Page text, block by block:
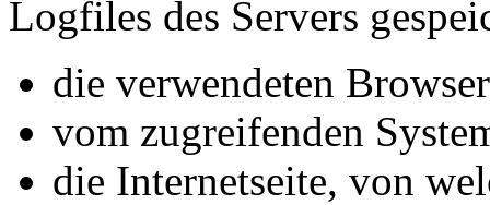
Logfiles des Servers
die verwendeten
vom zugreifenden
die Internetseite, von